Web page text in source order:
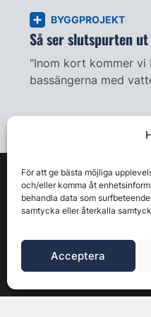
För att ge bästa möjliga
och/eller komma åt
behandla data som
samtycka eller återkalla
Acceptera
BYGGPROJEKT
Så ser slutspurten
"Inom kort kommer vi
bassängerna med